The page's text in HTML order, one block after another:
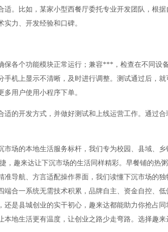
。比如，某家小型西餐厅委托专业开发团队，根
力、开发经验和口碑。
各个功能模块正常运行；兼容***，检查在不同设
机上显示不清晰，及时进行调整。测试通过后，
用户使用小程序下单。
的开发方式，并做好测试和上线运营工作。通过
场的本地生活服务标杆，我们专为校园、县域、
，趣来达让下沉市场的生活同样精彩。早餐铺的热
导航、方言适配操作界面，我们读懂下沉市场的
合一系统无需技术积累，品牌自主、资金自控、
是县城创业的实干初心，趣来达都能助力你抢占
地生活更有温度，让创业之路少走弯路。选择趣